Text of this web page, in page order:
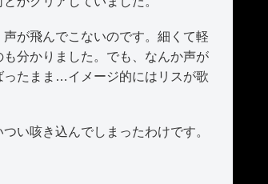
が飛んでこないのです。細くて軽
分かりました。でも、なんか声が
たまま…イメージ的にはリスが歌
い咳き込んでしまったわけです。